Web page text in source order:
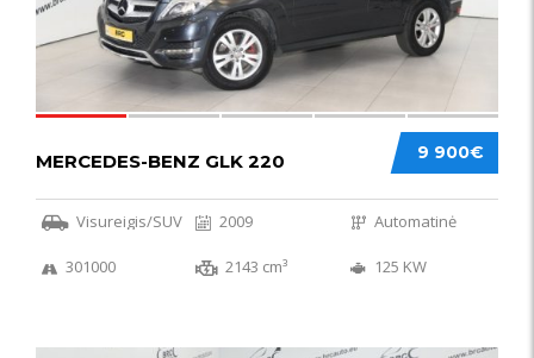
9 900€
MERCEDES-BENZ GLK 220
Visureigis/SUV 2009 Automatinė
301000 2143 cm³ 125 KW